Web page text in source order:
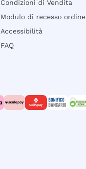
Condizioni di Vendita
Modulo di recesso ordine
Accessibilità
FAQ